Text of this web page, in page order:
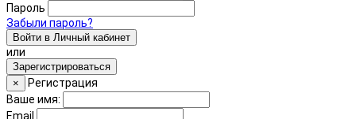
Пароль
Забыли пароль?
Войти в Личный кабинет
или
Зарегистрироваться
×
Регистрация
Ваше имя:
Email